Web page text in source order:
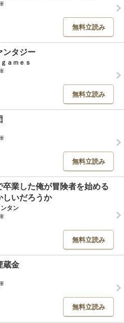
無料立読み
ンタジー
ａｍｅｓ
無料立読み
無料立読み
卒業した俺が冒険者を始める
しいだろうか
タン
無料立読み
蔵金
無料立読み